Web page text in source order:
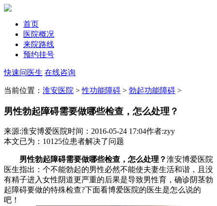
首页
医院概况
来院路线
预约挂号
快速问医生 在线咨询
当前位置： 淮安医院 >性功能障碍 > 勃起功能障碍 >
男性勃起障碍需要做哪些检查，怎么处理？
来源:淮安博爱医院时间：2016-05-24 17:04作者:zyy
本文已为 ：10125位患者解决了问题
男性勃起障碍需要做哪些检查，怎么处理？淮安博爱医院
医生指出：个不能勃起的男性必然不能使夫妻生活和谐，且没
有精子进入女性阴道更严重的后果是导致男性育，确诊阴茎勃
起障碍要做的特殊检查?下面看博爱医院的医生是怎么说的
吧！